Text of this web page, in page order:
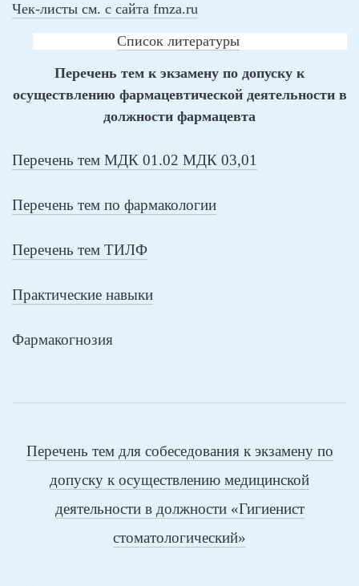
Чек-листы см. с сайта fmza.ru
Список литературы
Перечень тем к экзамену по допуску к
осуществлению фармацевтической деятельности в
должности фармацевта
Перечень тем МДК 01.02 МДК 03,01
Перечень тем по фармакологии
Перечень тем ТИЛФ
Практические навыки
Фармакогнозия
Перечень тем для собеседования к экзамену по
допуску к осуществлению медицинской
деятельности в должности «Гигиенист
стоматологический»